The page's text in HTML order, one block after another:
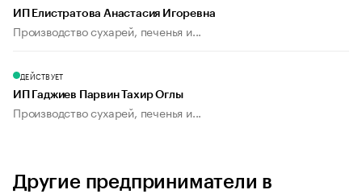
ИП Елистратова Анастасия Игоревна
Производство сухарей, печенья и...
ДЕЙСТВУЕТ
ИП Гаджиев Парвин Тахир Оглы
Производство сухарей, печенья и...
Другие предприниматели в